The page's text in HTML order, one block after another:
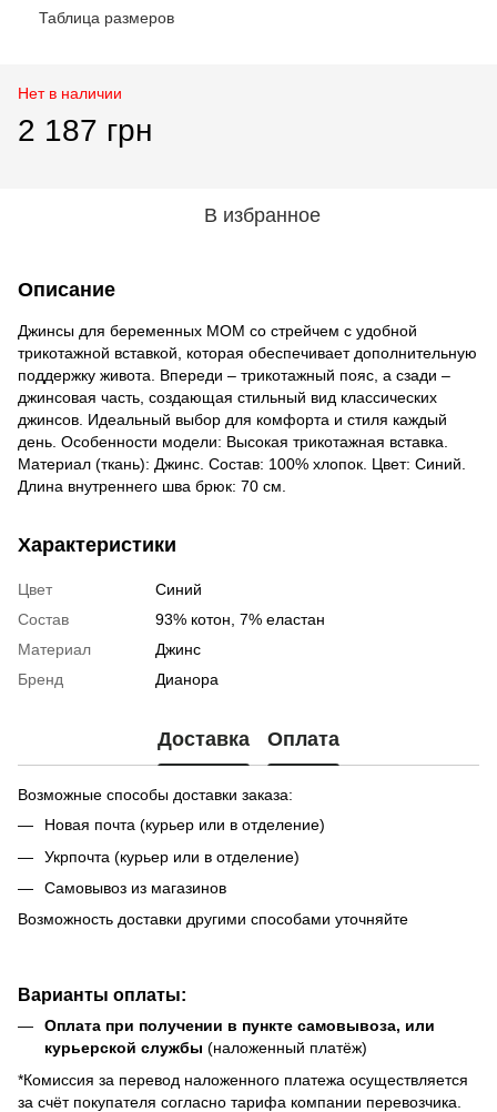
Таблица размеров
Нет в наличии
2 187 грн
В избранное
Описание
Джинсы для беременных MOM со стрейчем с удобной
трикотажной вставкой, которая обеспечивает дополнительную
поддержку живота. Впереди – трикотажный пояс, а сзади –
джинсовая часть, создающая стильный вид классических
джинсов. Идеальный выбор для комфорта и стиля каждый
день. Особенности модели: Высокая трикотажная вставка.
Материал (ткань): Джинс. Состав: 100% хлопок. Цвет: Синий.
Длина внутреннего шва брюк: 70 см.
Характеристики
Цвет
Синий
Состав
93% котон, 7% еластан
Материал
Джинс
Бренд
Дианора
Доставка Оплата
Возможные способы доставки заказа:
Новая почта (курьер или в отделение)
Укрпочта (курьер или в отделение)
Самовывоз из магазинов
Возможность доставки другими способами уточняйте
Варианты оплаты:
Оплата при получении в пункте самовывоза, или
курьерской службы (наложенный платёж)
*Комиссия за перевод наложенного платежа осуществляется
за счёт покупателя согласно тарифа компании перевозчика.